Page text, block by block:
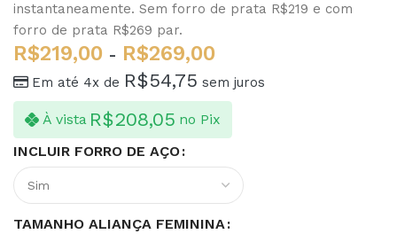
instantaneamente. Sem forro de prata R$219 e com
forro de prata R$269 par.
R$219,00 - R$269,00
Em até 4x de R$54,75 sem juros
À vista R$208,05 no Pix
INCLUIR FORRO DE AÇO
TAMANHO ALIANÇA FEMININA